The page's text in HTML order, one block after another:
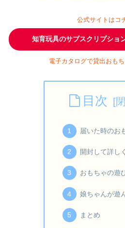
公式サイトはコ
知育玩具のサブスクリプショ
電子カタログで貸出おも
目次
届いた時のお
開封して詳し
おもちゃの遊
娘ちゃんが遊
まとめ